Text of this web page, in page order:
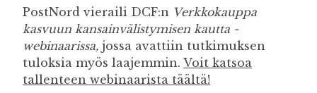
PostNord vieraili DCF:n Verkkokauppa
kasvuun kansainvälistymisen kautta -
webinaarissa, jossa avattiin tutkimuksen
tuloksia myös laajemmin. Voit katsoa
tallenteen webinaarista täältä!